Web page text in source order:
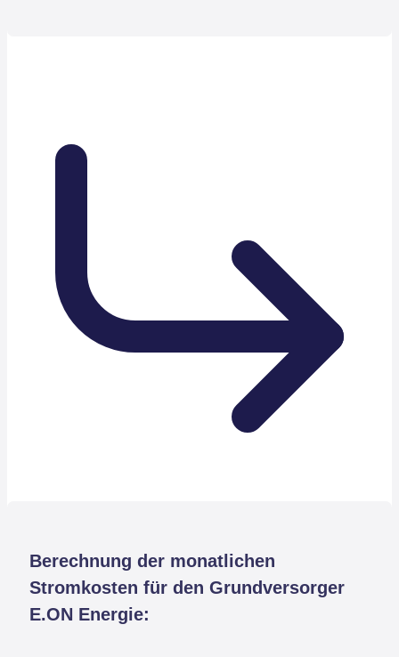
Berechnung der monatlichen
Stromkosten für den Grundversorger
E.ON Energie: